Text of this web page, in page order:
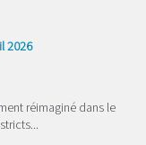
2026
réimaginé dans le